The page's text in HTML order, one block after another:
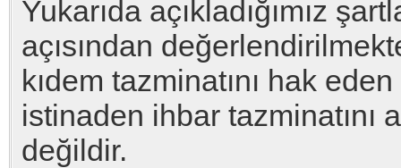
Yukarıda açıkladığımız
açısından
kıdem tazminatını hak
istinaden ihbar tazminatını
değildir.